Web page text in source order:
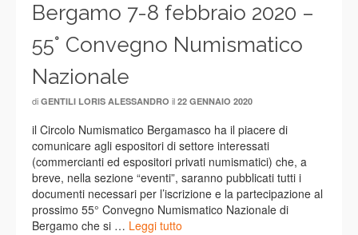
Bergamo 7-8 febbraio 2020 –
55° Convegno Numismatico
Nazionale
di GENTILI LORIS ALESSANDRO il 22 GENNAIO 2020
il Circolo Numismatico Bergamasco ha il piacere di
comunicare agli espositori di settore interessati
(commercianti ed espositori privati numismatici) che, a
breve, nella sezione “eventi”, saranno pubblicati tutti i
documenti necessari per l’iscrizione e la partecipazione al
prossimo 55° Convegno Numismatico Nazionale di
Bergamo che si … Leggi tutto